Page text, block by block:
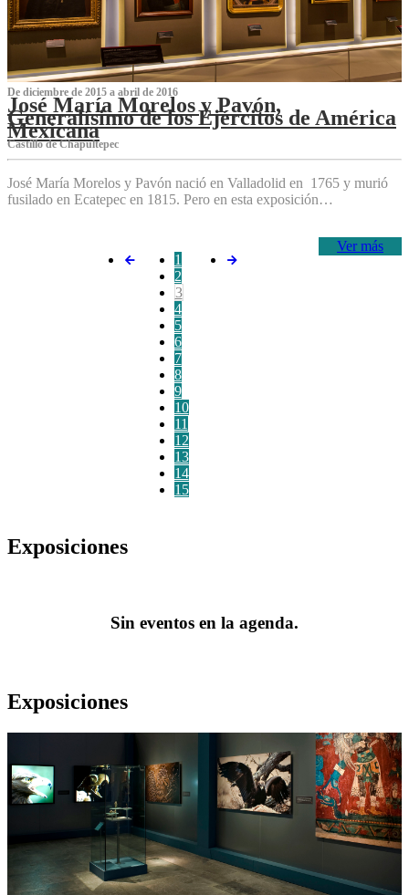
De diciembre de 2015 a abril de 2016
José María Morelos y Pavón,
Generalísimo de los Ejércitos de América
Mexicana
C‌astillo de Chapultepec
José María Morelos y Pavón nació en Valladolid en 1765 y murió
fusilado en Ecatepec en 1815. Pero en esta exposición…
Ver más
1
2
3
4
5
6
7
8
9
10
11
12
13
14
15
Exposiciones
Sin eventos en la agenda.
Exposiciones